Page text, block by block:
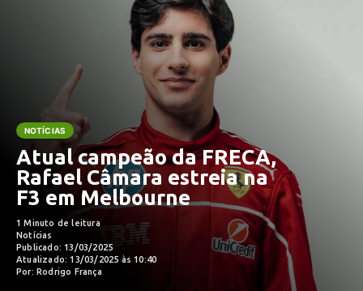
NOTÍCIAS
Atual campeão da FRECA,
Rafael Câmara estreia na
F3 em Melbourne
1 Minuto de leitura
Notícias
Publicado: 13/03/2025
Atualizado: 13/03/2025 às 10:40
Por: Rodrigo França